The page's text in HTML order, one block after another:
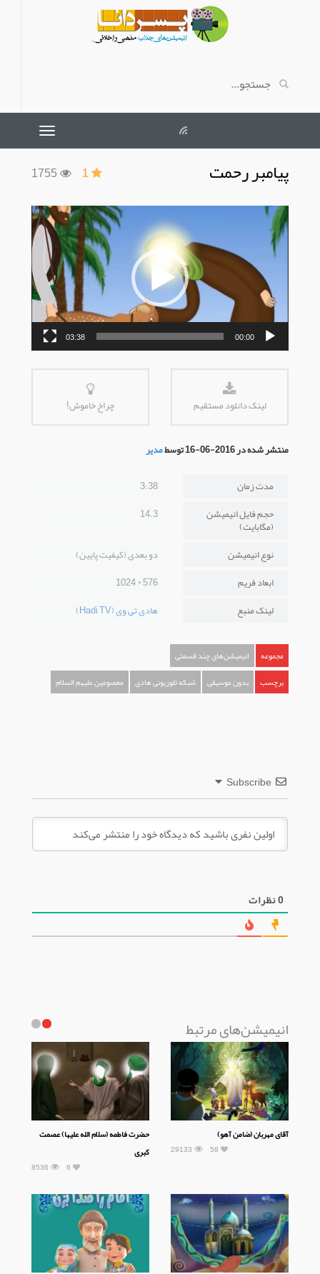
پیامبر رحمت 1755 1
نمایشگر
ویدیو
00:00
03:38
لینک دانلود مستقیم چراخ خاموش!
منتشر شده در 2016-06-16 توسط
مدیر
مدت زمان
3:38
حجم فایل انیمیشن
(مگابایت)
14.3
نوع انیمیشن
دو بعدی (کیفیت پایین)
ابعاد فریم
576 * 1024
لینک منبع
هادی تی وی (Hadi TV)
مجموعه
انیمیشن‌های چند قسمتی
برچسب
بدون موسیقی شبکه تلوزیونی هادی معصومین علیهم السلام
Subscribe
0نظرات
انیمیشن‌های مرتبط
آقای مهربان (ضامن آهو)
29133 58
حضرت فاطمه (سلام الله علیها) عصمت
کبری
8536 6